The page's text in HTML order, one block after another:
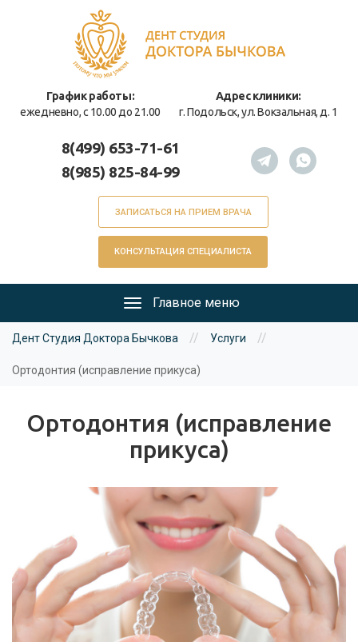
График работы:
ежедневно, с 10.00 до 21.00
Адрес клиники:
г. Подольск, ул. Вокзальная, д. 1
8(499) 653-71-61
8(985) 825-84-99
ЗАПИСАТЬСЯ НА ПРИЕМ ВРАЧА
КОНСУЛЬТАЦИЯ СПЕЦИАЛИСТА
Главное
меню
Главное меню
Вы
здесь
Дент Студия Доктора Бычкова // Услуги //
Ортодонтия (исправление прикуса)
Ортодонтия (исправление
прикуса)